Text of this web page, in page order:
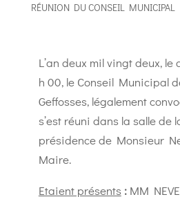
RÉUNION DU CONSEIL MUNICIPAL
L’an deux mil vingt deux,
h 00, le Conseil Municipal
Geffosses, légalement
s’est réuni dans la salle de
présidence de Monsieur
Maire.
Etaient présents : MM